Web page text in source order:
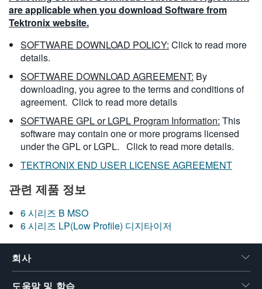
are applicable when you download Software from
Tektronix website.
SOFTWARE DOWNLOAD POLICY: Click to read more
details.
SOFTWARE DOWNLOAD AGREEMENT: By
downloading, you agree to the terms and conditions of
agreement. Click to read more details
SOFTWARE GPL or LGPL Program Information: This
software may contain one or more programs licensed
under the GPL or LGPL. Click to read more details.
TEKTRONIX END USER LICENSE AGREEMENT
관련 제품 정보
6 시리즈 B MSO
6 시리즈 LP(Low Profile) 디지타이저
회사
도움말 및 학습